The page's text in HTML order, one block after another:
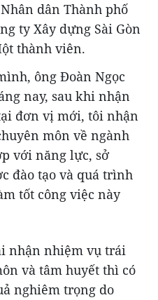
dân Thành phố
ty Xây dựng Sài Gòn
thành viên.
ông Đoàn Ngọc
nay, sau khi nhận
đơn vị mới, tôi nhận
môn về ngành
với năng lực, sở
đào tạo và quá trình
tốt công việc này
nhận nhiệm vụ trái
và tâm huyết thì có
nghiêm trọng do